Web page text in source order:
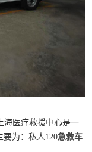
海医疗救援中心是一
要为：私人120急救车